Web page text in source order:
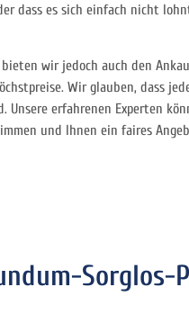
dass es sich einfach nicht
wir jedoch auch den
Wir glauben, dass
Unsere erfahrenen Experten
und Ihnen ein faires
Sorglos-